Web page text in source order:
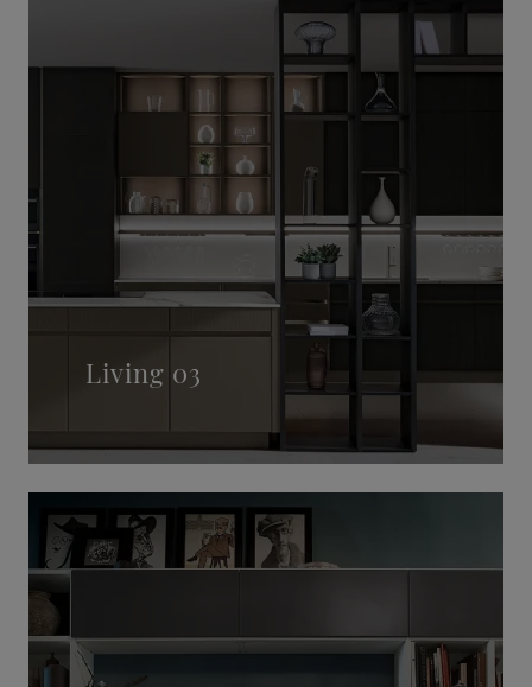
Living 03